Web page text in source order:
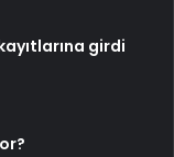
girdi